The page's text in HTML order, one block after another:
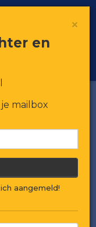
Toggle
filialen
×
en
mailbox
aangemeld!